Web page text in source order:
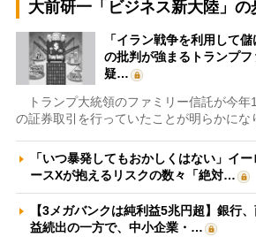
大前研一「ビジネス新大陸」の
「イラン戦争を利用して
の批判が強まるトランプ
疑…
トランプ大統領のファミリー信託が今年
の証券取引を行っていたことが明らかにな
「いつ暴発してもおかしくはない」イ
ースXが抱えるリスクの数々「絶対…
【3メガバンクは純利益5兆円超】銀行
益続出の一方で、中小企業・…